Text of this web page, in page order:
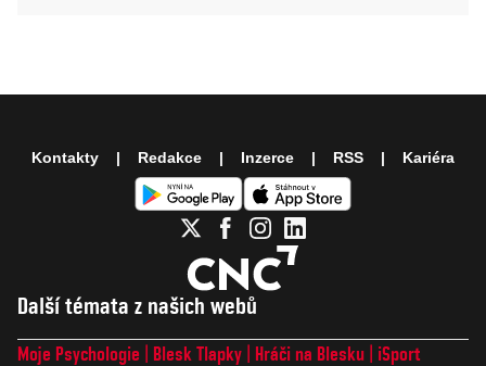
Další témata z našich webů
Moje Psychologie Blesk Tlapky Hráči na Blesku
iSport
Kontakty Redakce Inzerce RSS Kariéra